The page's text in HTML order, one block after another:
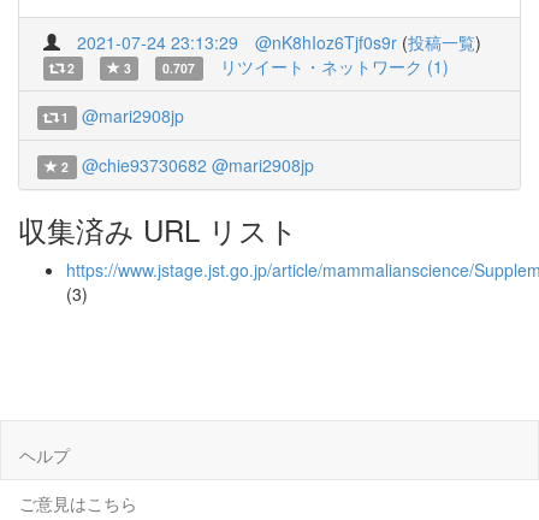
2021-07-24 23:13:29 @nK8hIoz6Tjf0s9r (投稿一覧)
2 3 0.707 リツイート・ネットワーク (1)
1 @mari2908jp
2 @chie93730682 @mari2908jp
収集済み URL リスト
https://www.jstage.jst.go.jp/article/mammalianscience/
(3)
ヘルプ
ご意見はこちら